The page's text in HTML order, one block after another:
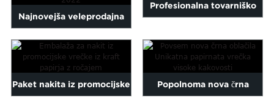
Georgian
Hawaiian
Icelandic
Kazakh
Najnovejša veleprodajna
modna izvrstna unikatna
darila 2022...
Profesionalna tovarniško
folije ...
Paket nakita iz promocijske Popolnoma nova črna